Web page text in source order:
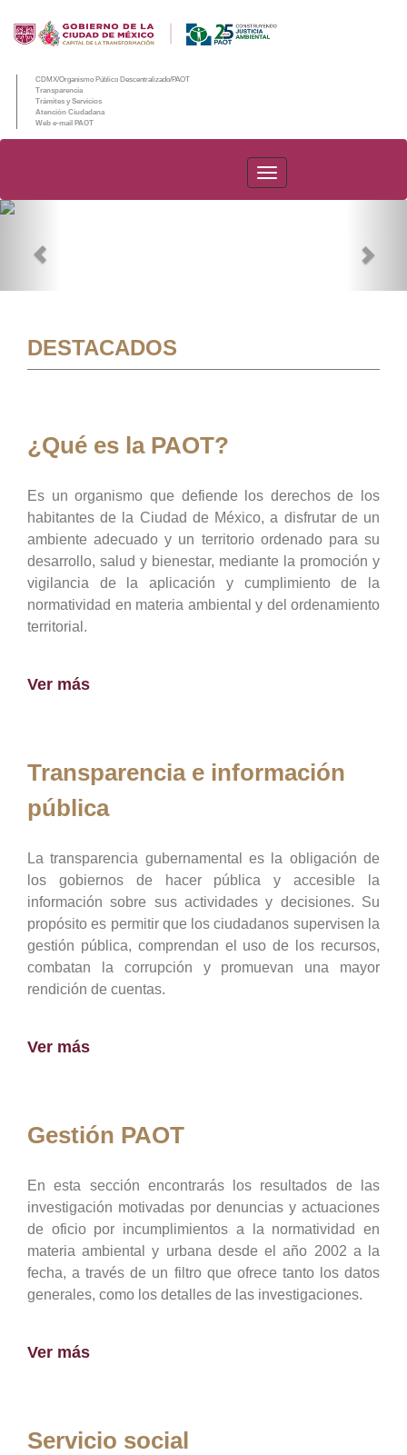
CDMX/Organismo Público Descentralizado/PAOT
Transparencia
Trámites y Servicios
Atención Ciudadana
Web e-mail PAOT
PAOT
DESTACADOS
¿Qué es la PAOT?
Es un organismo que defiende los derechos de los
habitantes de la Ciudad de México, a disfrutar de un
ambiente adecuado y un territorio ordenado para su
desarrollo, salud y bienestar, mediante la promoción y
vigilancia de la aplicación y cumplimiento de la
normatividad en materia ambiental y del ordenamiento
territorial.
Ver más
Transparencia e información
pública
La transparencia gubernamental es la obligación de
los gobiernos de hacer pública y accesible la
información sobre sus actividades y decisiones. Su
propósito es permitir que los ciudadanos supervisen la
gestión pública, comprendan el uso de los recursos,
combatan la corrupción y promuevan una mayor
rendición de cuentas.
Ver más
Gestión PAOT
En esta sección encontrarás los resultados de las
investigación motivadas por denuncias y actuaciones
de oficio por incumplimientos a la normatividad en
materia ambiental y urbana desde el año 2002 a la
fecha, a través de un filtro que ofrece tanto los datos
generales, como los detalles de las investigaciones.
Ver más
Servicio social